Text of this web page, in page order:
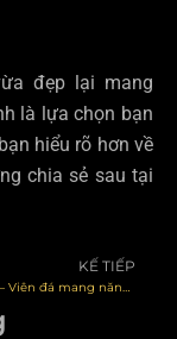
đẹp lại mang
là lựa chọn bạn
hiểu rõ hơn về
chia sẻ sau tại
KẾ TIẾP
Đá thạch anh – Viên đá mang năng lượng và sự thanh tẩy